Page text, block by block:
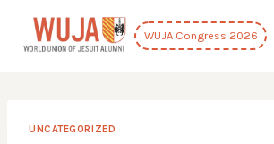
contenido
WUJA Congress 2026
UNCATEGORIZED